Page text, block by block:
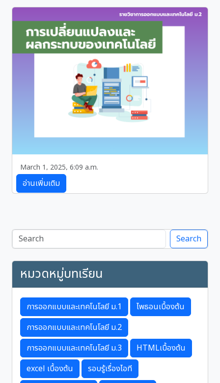
ปัญหา เพื่อทำความเข้าใจปัญหาของผู้ใช้ ผ่าน 5 ขั้นตอน
ได้แก่ การเข้าใจ นิยาม สร้างสรรค์ จำลอง และทดสอบ
March 1, 2025, 6:09 a.m.
การแปลี่ยนแปลงและผลกระทบของเทคโนโลยี
สรุปผลกระทบของเทคโนโลยีต่อมนุษย์และสังคม เศรษฐกิจ
ช่วยให้ตัดสินใจเลือกใช้เทคโนโลยีอย่างเหมาะสม
อ่านเพิ่มเติม
Search
หมวดหมู่บทเรียน
การออกแบบและเทคโนโลยี ม.1
ไพธอนเบื้องต้น
การออกแบบและเทคโนโลยี ม.2
การออกแบบและเทคโนโลยี ม.3
HTMLเบื้องต้น
excel เบื้องต้น
รอบรู้เรื่องไอที